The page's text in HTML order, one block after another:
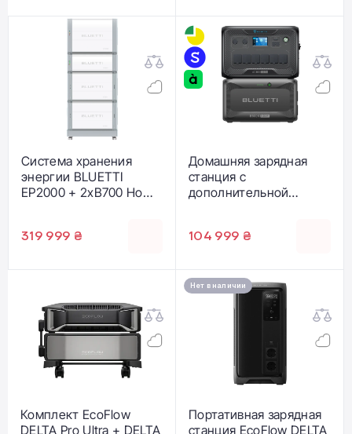
Система хранения
энергии BLUETTI
EP2000 + 2хB700 Home
(EP2000+2*B700)
319 999 ₴
Домашняя зарядная
станция с
дополнительной
Battery Backup |
104 999 ₴
Комплект EcoFlow
DELTA Pro Ultra + DELTA
Нет в наличии
Портативная зарядная
станция EcoFlow DELTA